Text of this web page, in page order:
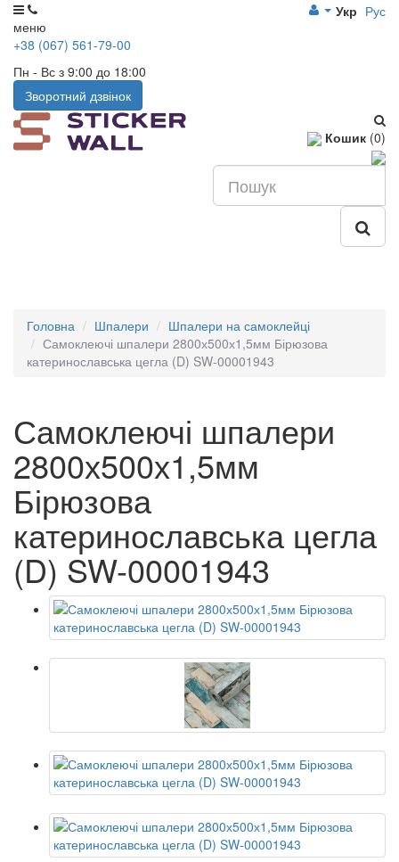
меню
Укр Рус
+38 (067) 561-79-00
Пн - Вс з 9:00 до 18:00
Зворотний дзвінок
Кошик (0)
Головна Шпалери
Шпалери на самоклейці
Самоклеючі шпалери 2800х500х1,5мм Бірюзова
катеринославська цегла (D) SW-00001943
Самоклеючі шпалери
2800х500х1,5мм
Бірюзова
катеринославська цегла
(D) SW-00001943